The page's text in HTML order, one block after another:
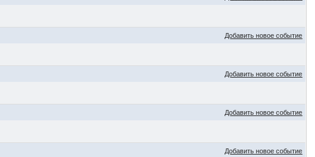
Добавить новое событие
Добавить новое событие
Добавить новое событие
Добавить новое событие